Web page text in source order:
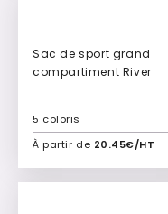
Sac de sport grand
compartiment River
À partir de 20.45€/HT
5 coloris
Ajouter à mon devis